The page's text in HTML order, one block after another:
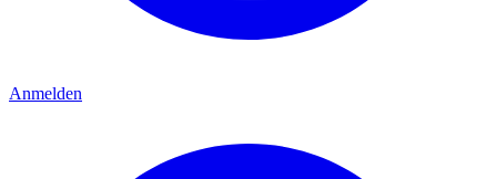
Anmelden